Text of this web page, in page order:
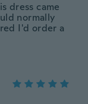
dress came
normally
I'd order a